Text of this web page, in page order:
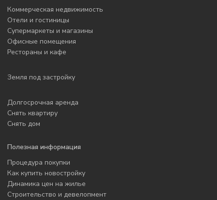
Коммерческая недвижимость
Отели и гостиницы
Супермаркеты и магазины
Офисные помещения
Рестораны и кафе
Земля под застройку
Долгосрочная аренда
Снять квартиру
Снять дом
Полезная информация
Процедура покупки
Как купить новостройку
Динамика цен на жилье
Строительство и девелопмент